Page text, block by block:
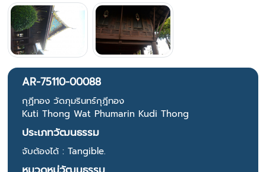
AR-75110-00088
กุฏีทอง วัดภุมรินทร์กุฎีทอง
Kuti Thong Wat Phumarin Kudi Thong
ประเภทวัฒนธรรม
จับต้องได้ : Tangible.